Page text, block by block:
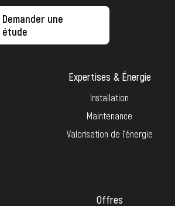
Demander une
étude
Expertises & Énergie
Installation
Maintenance
Valorisation de l’énergie
Offres